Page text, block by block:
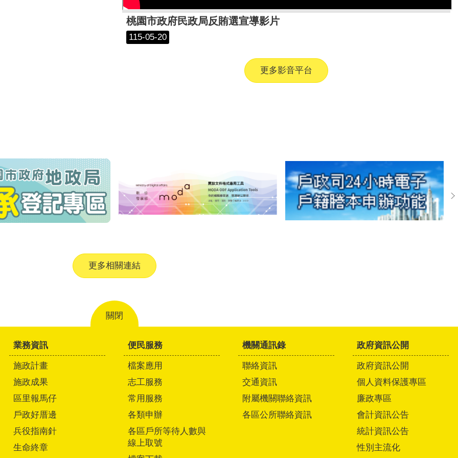
桃園市政府民政局反賄選宣導影片
115-05-20
更多影音平台
更多相關連結
關閉
業務資訊
施政計畫
施政成果
區里報馬仔
戶政好厝邊
兵役指南針
生命終章
便民服務
檔案應用
志工服務
常用服務
各類申辦
各區戶所等待人數與
線上取號
機關通訊錄
聯絡資訊
交通資訊
附屬機關聯絡資訊
各區公所聯絡資訊
政府資訊公開
政府資訊公開
個人資料保護專區
廉政專區
會計資訊公告
統計資訊公告
性別主流化